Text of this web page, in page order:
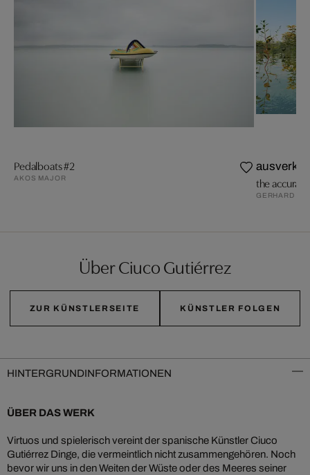
Pedalboats #2
AKOS MAJOR
GERHARD
Über Ciuco Gutiérrez
ZUR KÜNSTLERSEITE KÜNSTLER FOLGEN
HINTERGRUNDINFORMATIONEN
ÜBER DAS WERK
Virtuos und spielerisch vereint der spanische Künstler Ciuco
Gutiérrez Dinge, die vermeintlich nicht zusammengehören. Noch
bevor wir uns in den Weiten der Wüste oder des Meeres seiner